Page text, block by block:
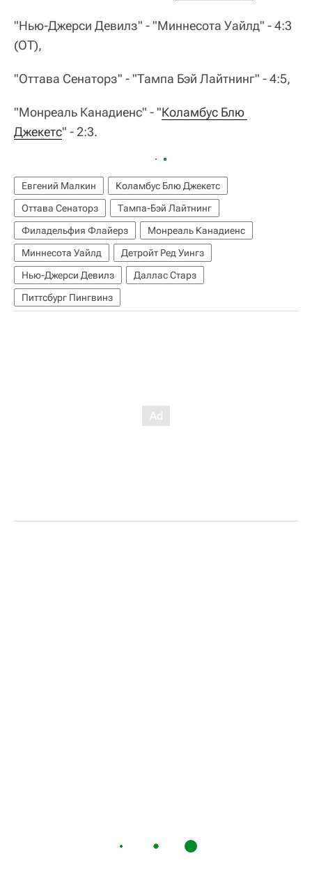
"Нью-Джерси Девилз" - "Миннесота Уайлд" - 4:3
(ОТ),
"Оттава Сенаторз" - "Тампа Бэй Лайтнинг" - 4:5,
"Монреаль Канадиенс" - "Коламбус Блю
Джекетс" - 2:3.
Евгений Малкин
Коламбус Блю Джекетс
Оттава Сенаторз
Тампа-Бэй Лайтнинг
Филадельфия Флайерз
Монреаль Канадиенс
Миннесота Уайлд
Детройт Ред Уингз
Нью-Джерси Девилз
Даллас Старз
Питтсбург Пингвинз